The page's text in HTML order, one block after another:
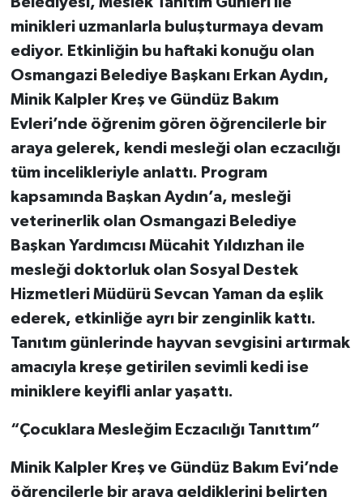
minikleri uzmanlarla buluşturmaya devam
ediyor. Etkinliğin bu haftaki konuğu olan
Osmangazi Belediye Başkanı Erkan Aydın,
Minik Kalpler Kreş ve Gündüz Bakım
Evleri’nde öğrenim gören öğrencilerle bir
araya gelerek, kendi mesleği olan eczacılığı
tüm incelikleriyle anlattı. Program
kapsamında Başkan Aydın’a, mesleği
veterinerlik olan Osmangazi Belediye
Başkan Yardımcısı Mücahit Yıldızhan ile
mesleği doktorluk olan Sosyal Destek
Hizmetleri Müdürü Sevcan Yaman da eşlik
ederek, etkinliğe ayrı bir zenginlik kattı.
Tanıtım günlerinde hayvan sevgisini artırmak
amacıyla kreşe getirilen sevimli kedi ise
miniklere keyifli anlar yaşattı.
“Çocuklara Mesleğim Eczacılığı Tanıttım”
Minik Kalpler Kreş ve Gündüz Bakım Evi’nde
öğrencilerle bir araya geldiklerini belirten